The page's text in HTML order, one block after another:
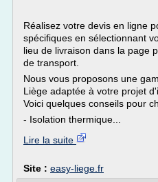
Réalisez votre devis en ligne
spécifiques en sélectionnant
lieu de livraison dans la page
de transport.
Nous vous proposons une
Liège adaptée à votre projet
Voici quelques conseils pour
- Isolation thermique...
Lire la suite
Site : easy-liege.fr